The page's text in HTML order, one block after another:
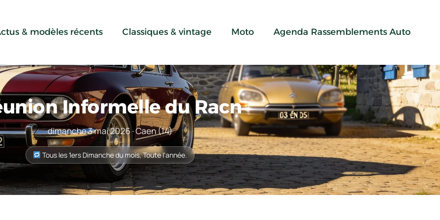
& modèles récents Classiques & vintage Moto Agenda Rassemblements Auto
Informelle du Racn
dimanche 3 mai 2026 · Caen (14)
Tous les 1ers Dimanche du mois, Toute l'année.